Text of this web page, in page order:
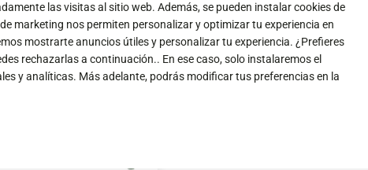
las visitas al sitio web. Además, se pueden instalar cookies de
marketing nos permiten personalizar y optimizar tu experiencia en
mostrarte anuncios útiles y personalizar tu experiencia. ¿Prefieres
rechazarlas a continuación.. En ese caso, solo instalaremos el
y analíticas. Más adelante, podrás modificar tus preferencias en la